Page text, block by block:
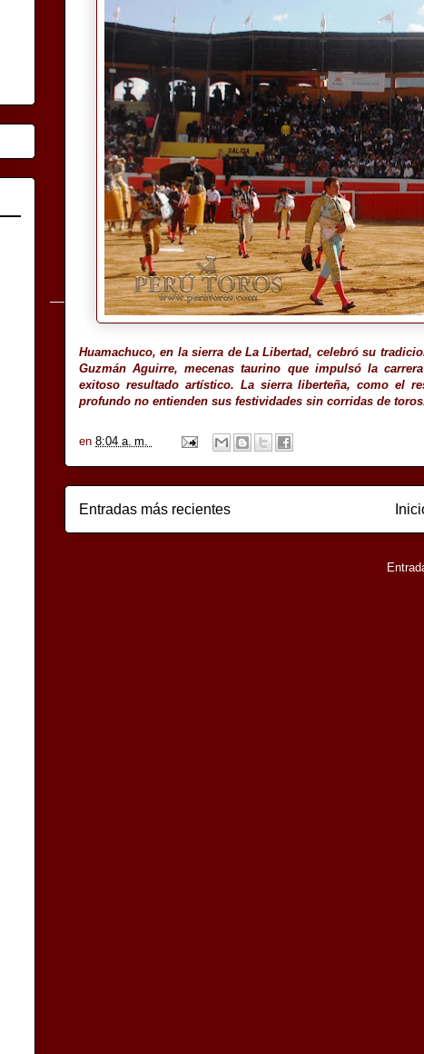
Huamachuco, en la sierra de La Libertad, celebró su
Guzmán Aguirre, mecenas taurino que impulsó la
exitoso resultado artístico. La sierra liberteña, como el
profundo no entienden sus festividades sin corridas de
en 8:04 a. m.
Entradas más recientes